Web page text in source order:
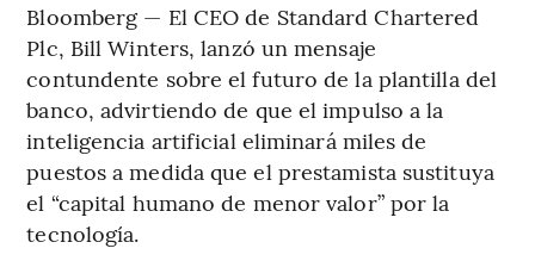
Bloomberg — El CEO de Standard Chartered
Plc, Bill Winters, lanzó un mensaje
contundente sobre el futuro de la plantilla del
banco, advirtiendo de que el impulso a la
inteligencia artificial eliminará miles de
puestos a medida que el prestamista sustituya
el “capital humano de menor valor” por la
tecnología.